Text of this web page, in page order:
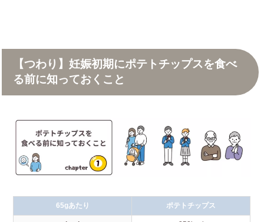
【つわり】妊娠初期にポテトチップスを食べ
る前に知っておくこと
65gあたり ポテトチップス